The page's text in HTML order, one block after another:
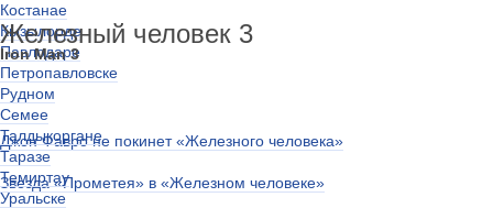
Костанае
Кызылорде
Павлодаре
Петропавловске
Рудном
Семее
Талдыкоргане
Таразе
Темиртау
Уральске
Железный человек 3
Iron Man 3
Джон Фавро не покинет «Железного человека»
Звезда «Прометея» в «Железном человеке»